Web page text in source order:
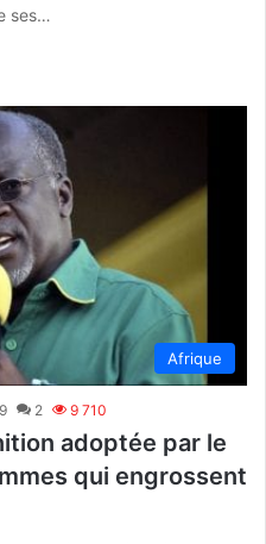
ses…
Afrique
2 9 710
adoptée par le
qui engrossent